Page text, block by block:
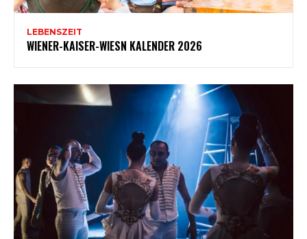
LEBENSZEIT
WIENER-KAISER-WIESN KALENDER 2026